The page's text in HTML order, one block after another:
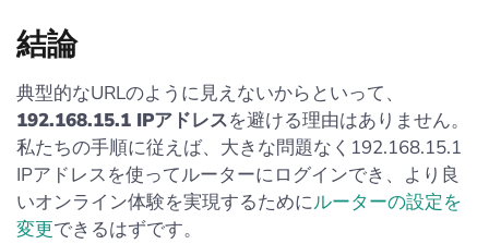
結論
典型的なURLのように見えないからといって、
192.168.15.1 IPアドレスを避ける理由はありません。
私たちの手順に従えば、大きな問題なく192.168.15.1
IPアドレスを使ってルーターにログインでき、より良
いオンライン体験を実現するためにルーターの設定を
変更できるはずです。